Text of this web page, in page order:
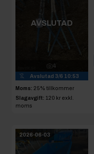
AVSLUTAD
4
Avslutad 3/6 10:53
Moms: 25% tillkommer
Slagavgift: 120 kr exkl.
moms
2026-06-03